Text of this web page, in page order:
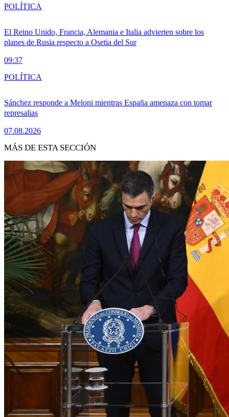
El Reino Unido, Francia, Alemania e Italia advierten sobre los
planes de Rusia respecto a Osetia del Sur
09:37
POLÍTICA
Sánchez responde a Meloni mientras España amenaza con tomar
represalias
07.08.2026
POLÍTICA
MÁS DE ESTA SECCIÓN